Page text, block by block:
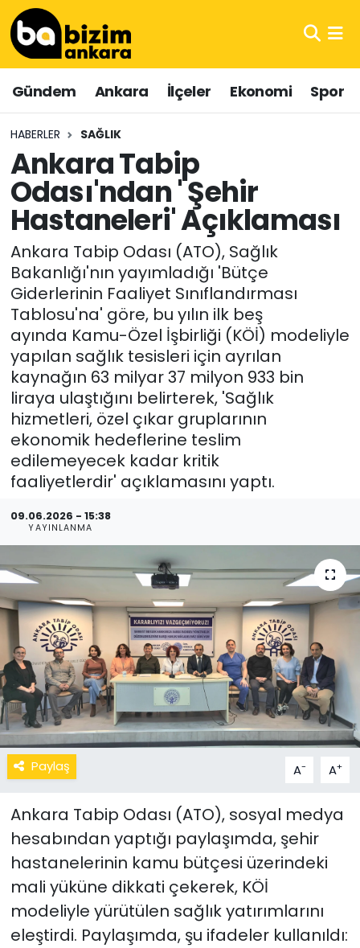
Gündem Ankara İlçeler Ekonomi Spor
HABERLER SAĞLIK
Ankara Tabip
Odası'ndan ' Şehir
Hastaneleri' Açıklaması
Ankara Tabip Odası (ATO), Sağlık
Bakanlığı'nın yayımladığı 'Bütçe
Giderlerinin Faaliyet Sınıflandırması
Tablosu'na' göre, bu yılın ilk beş
ayında Kamu-Özel İşbirliği (KÖİ) modeliyle
yapılan sağlık tesisleri için ayrılan
kaynağın 63 milyar 37 milyon 933 bin
liraya ulaştığını belirterek, 'Sağlık
hizmetleri, özel çıkar gruplarının
ekonomik hedeflerine teslim
edilemeyecek kadar kritik
faaliyetlerdir' açıklamasını yaptı.
09.06.2026 - 15:38
YAYINLANMA
Paylaş A- A+
Ankara Tabip Odası (ATO), sosyal medya
hesabından yaptığı paylaşımda, şehir
hastanelerinin kamu bütçesi üzerindeki
mali yüküne dikkati çekerek, KÖİ
modeliyle yürütülen sağlık yatırımlarını
eleştirdi. Paylaşımda, şu ifadeler kullanıldı:
Hava Durumu
Trafik Durumu
Süper Lig Puan Durumu ve Fikstür
Tüm Manşetler
Son Dakika Haberleri
Haber Arşivi